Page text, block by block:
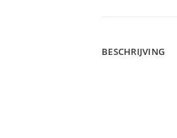
BESCHRIJVING